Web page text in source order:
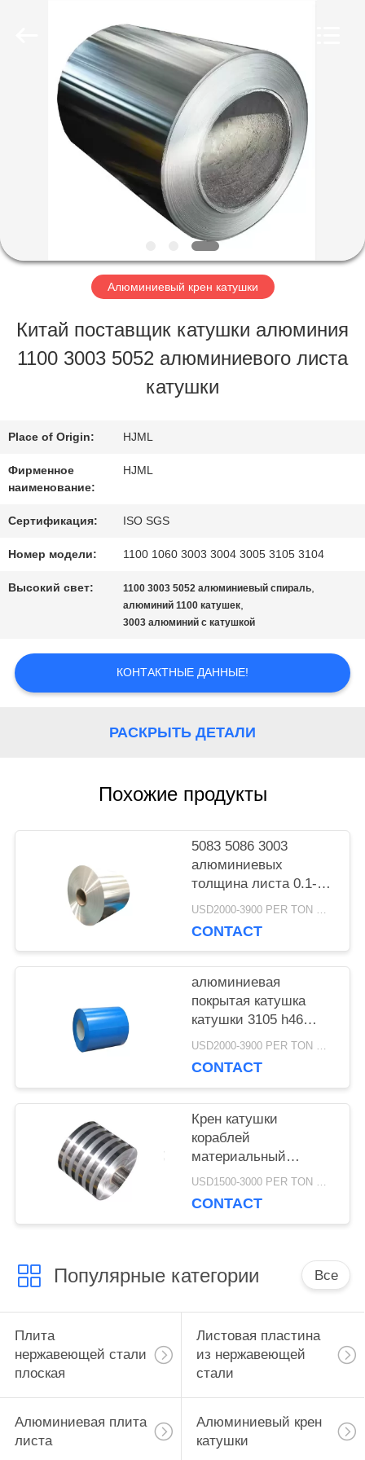
ДОМОЙ
ПРОДУКТЫ
ВИДЕОЗАПИСИ
О
ЭКСКУРСИЯ
ЗАВОДУ
КОНТРОЛЬ
КАЧЕСТВА
СВЯЖИТЕСЬ
НАМИ
PRIVACY
Алюминиевый крен катушки
Китай поставщик катушки алюминия
1100 3003 5052 алюминиевого листа
катушки
Place of Origin: HJML
Фирменное
наименование:
HJML
Сертификация: ISO SGS
Номер модели: 1100 1060 3003 3004 3005 3105 3104
Высокий свет: 1100 3003 5052 алюминиевый спираль,
алюминий 1100 катушек,
3003 алюминий с катушкой
КОНТАКТНЫЕ ДАННЫЕ!
РАСКРЫТЬ ДЕТАЛИ
Похожие продукты
5083 5086 3003
алюминиевых
толщина листа 0.1-
3mm катушки H24
USD2000-3900 PER TON MOQ:1ТОН
CONTACT
алюминиевая
покрытая катушка
катушки 3105 h46
Prepainted цветом
сточной канавы
USD2000-3900 PER TON MOQ:1ТОН
CONTACT
Крен катушки
кораблей
материальный
алюминиевый,
катушки отделки
USD1500-3000 PER TON MOQ:1ТОН
CONTACT
Популярные категории Все
Плита
нержавеющей стали
плоская
Листовая пластина
из нержавеющей
стали
Алюминиевая плита
листа
Алюминиевый крен
катушки